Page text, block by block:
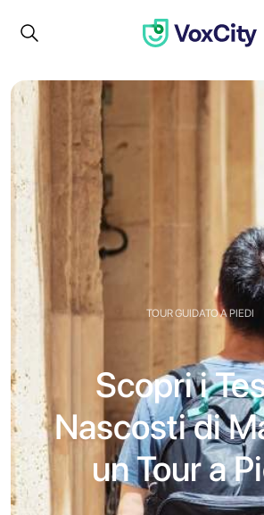
TOUR GUIDATO A PIEDI
Scopri i
Nascosti di
un Tour a